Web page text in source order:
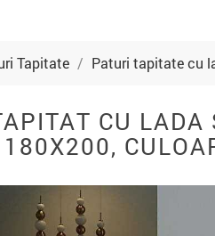
Tapitate Paturi tapitate cu
CU